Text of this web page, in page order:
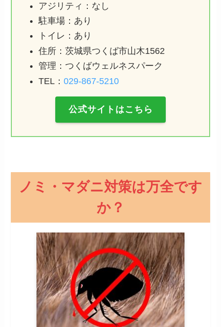
アジリティ：なし
駐車場：あり
トイレ：あり
住所：茨城県つくば市山木1562
管理：つくばウェルネスパーク
TEL：029-867-5210
公式サイトはこちら
ノミ・マダニ対策は万全です
か？